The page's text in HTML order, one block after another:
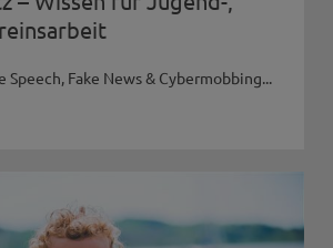
Fake News & Cybermobbing...